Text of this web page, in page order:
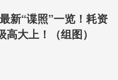
新“谍照”一览！耗资
高大上！（组图）